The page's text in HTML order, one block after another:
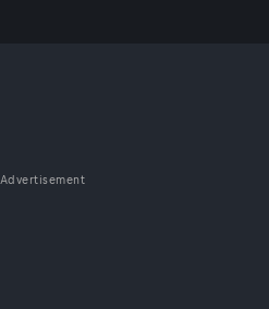
Advertisement